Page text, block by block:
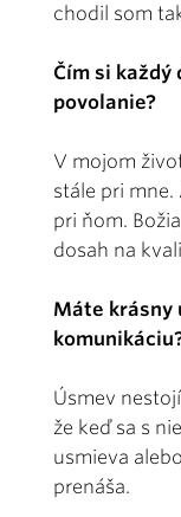
chodil som
Čím si každý
povolanie?
V mojom
stále pri mne.
pri ňom.
dosah na
Máte krásny
Úsmev
že keď sa s
usmieva
prenáša.